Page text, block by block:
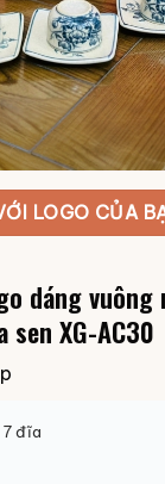
LOGO CỦA
dáng vuông
XG-AC30
7 đĩa